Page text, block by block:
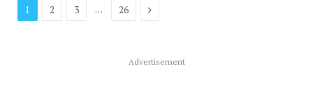
1 2 3 … 26 Prochaine
Advertisement